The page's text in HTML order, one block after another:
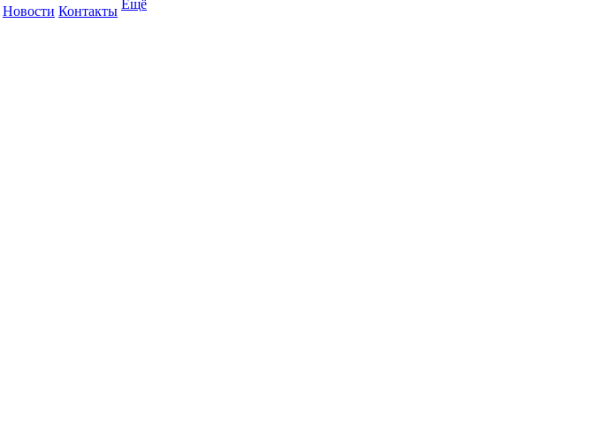
Новости Контакты Ещё